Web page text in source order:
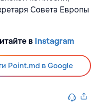
Совета Европы
в Instagram
Point.md в Google